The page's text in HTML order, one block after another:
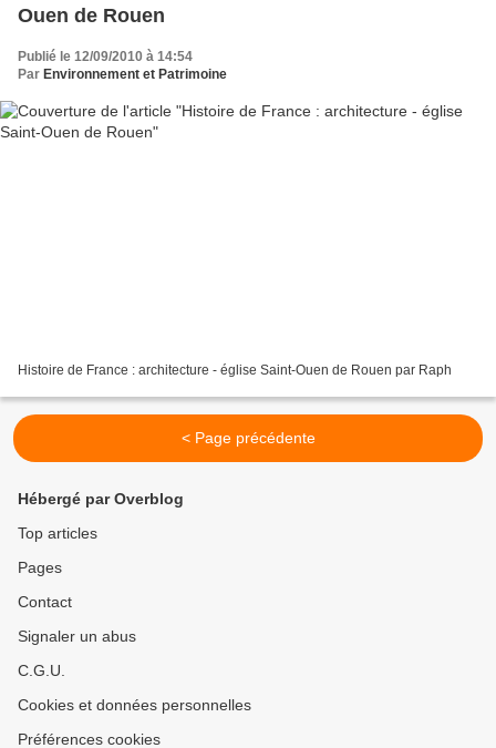
Ouen de Rouen
Publié le 12/09/2010 à 14:54
Par Environnement et Patrimoine
Histoire de France : architecture - église Saint-Ouen de Rouen par Raph
< Page précédente
Hébergé par Overblog
Top articles
Pages
Contact
Signaler un abus
C.G.U.
Cookies et données personnelles
Préférences cookies